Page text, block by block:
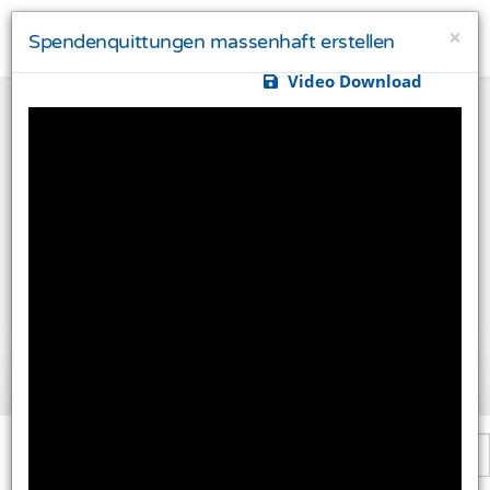
×
Spendenquittungen massenhaft erstellen
Video Download